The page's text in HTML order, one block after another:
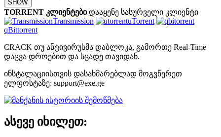
SHOW
TORRENT კლიენტები დააყენე სასურველი კლიენტი
Transmission
uTorrent
qBittorrent
CRACK თუ ანტივირუსმა დაბლოკა, გამორთე Real-Time
დაცვა დროებით და სცადე თავიდან.
ინსტალაციისთვის დასახმარებლად მოგვწერეთ
ელფოსტაზე: support@exe.ge
ასევე იხილეთ: